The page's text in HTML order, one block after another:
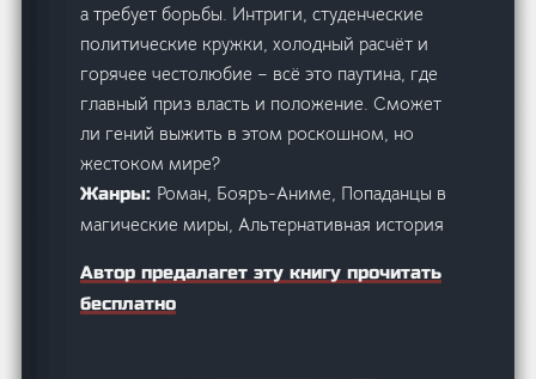
а требует борьбы. Интриги, студенческие
политические кружки, холодный расчёт и
горячее честолюбие – всё это паутина, где
главный приз власть и положение. Сможет
ли гений выжить в этом роскошном, но
жестоком мире?
Жанры: Роман, Бояръ-Аниме, Попаданцы в
магические миры, Альтернативная история
Автор предалагет эту книгу прочитать
бесплатно